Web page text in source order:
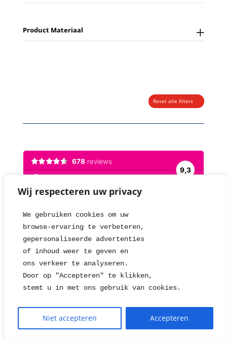
Wij respecteren uw privacy
We gebruiken cookies om uw
browse-ervaring te verbeteren,
gepersonaliseerde advertenties
of inhoud weer te geven en
ons verkeer te analyseren.
Door op "Accepteren" te klikken,
stemt u in met ons gebruik van cookies.
Niet accepteren Accepteren
Product Materiaal
Reset alle filters